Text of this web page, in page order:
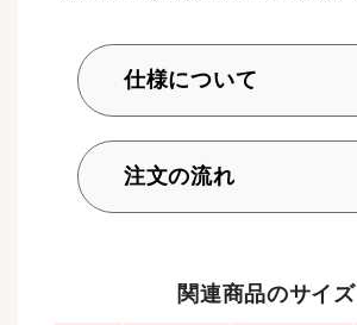
仕様について
注文の流れ
関連商品のサイズ